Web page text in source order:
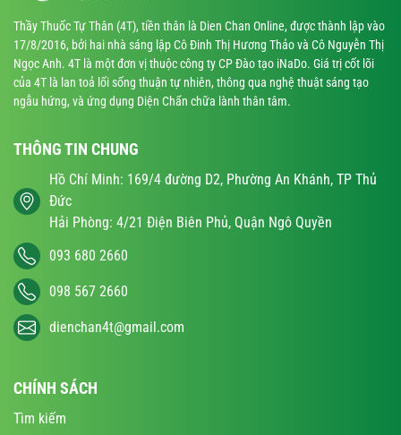
Thầy Thuốc Tự Thân (4T), tiền thân là Dien Chan Online, được thành lập vào
17/8/2016, bởi hai nhà sáng lập Cô Đinh Thị Hương Thảo và Cô Nguyễn Thị
Ngọc Anh. 4T là một đơn vị thuộc công ty CP Đào tạo iNaDo. Giá trị cốt lõi
của 4T là lan toả lối sống thuận tự nhiên, thông qua nghệ thuật sáng tạo
ngẫu hứng, và ứng dụng Diện Chẩn chữa lành thân tâm.
THÔNG TIN CHUNG
Hồ Chí Minh: 169/4 đường D2, Phường An Khánh, TP Thủ
Đức
Hải Phòng: 4/21 Điện Biên Phủ, Quận Ngô Quyền
093 680 2660
098 567 2660
dienchan4t@gmail.com
CHÍNH SÁCH
Tìm kiếm